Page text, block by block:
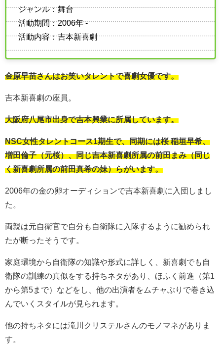
ジャンル：舞台
活動期間：2006年 -
活動内容：吉本新喜劇
金原早苗さんはお笑いタレントで喜劇女優です。
吉本新喜劇の座員。
大阪府八尾市出身で吉本興業に所属しています。
NSC女性タレントコース1期生で、同期には桜 稲垣早希、
増田倫子（元桜）、同じ吉本新喜劇所属の前田まみ（同じ
く新喜劇所属の前田真希の妹）らがいます。
2006年の金の卵オーディションで吉本新喜劇に入団しまし
た。
両親は元自衛官で自分も自衛隊に入隊するように勧められ
たが断ったそうです。
家庭環境から自衛隊の知識や形式に詳しく、新喜劇でも自
衛隊の訓練の真似をする持ちネタがあり、ほふく前進（第1
から第5まで）などをし、他の出演者をムチャぶりで巻き込
んでいくスタイルが見られます。
他の持ちネタには滝川クリステルさんのモノマネがありま
す。